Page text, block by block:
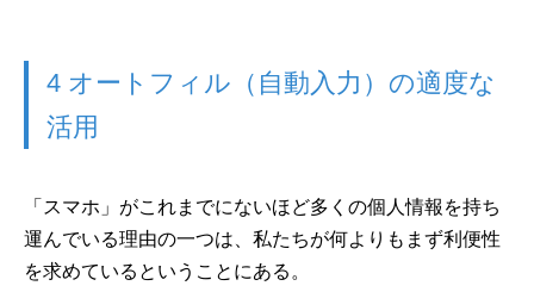
4 オートフィル（自動入力）の適度な
活用
「スマホ」がこれまでにないほど多くの個人情報を持ち
運んでいる理由の一つは、私たちが何よりもまず利便性
を求めているということにある。